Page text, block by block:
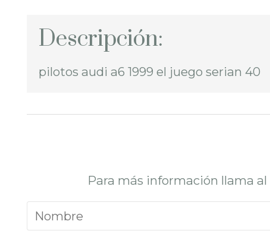
Descripción:
pilotos audi a6 1999 el juego serian 40
Para más información llama al